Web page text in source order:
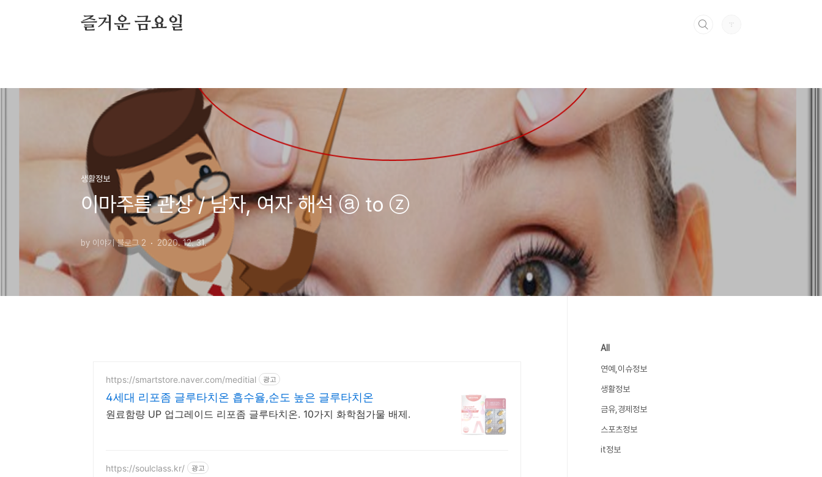
즐거운 금요일
생활정보
이마주름 관상 / 남자, 여자 해석 ⓐ to ⓩ
by 이야기 블로그 2 2020. 12. 31.
https://smartstore.naver.com/meditial 광고
4세대 리포좀 글루타치온 흡수율,순도 높은 글루타치온
원료함량 UP 업그레이드 리포좀 글루타치온. 10가지 화학첨가물 배제.
https://soulclass.kr/ 광고
All
연예,이슈정보
생활정보
금유,경제정보
스포츠정보
it정보